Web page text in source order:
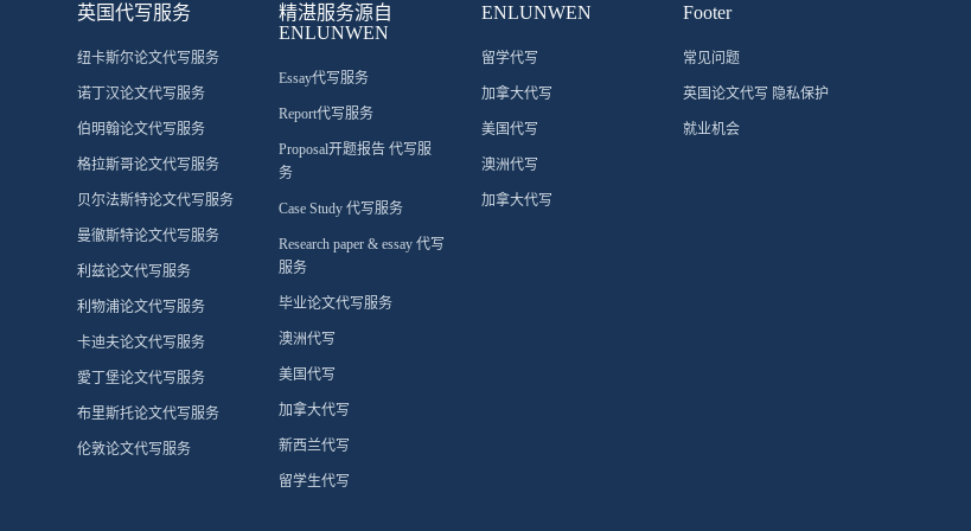
英国代写服务
纽卡斯尔论文代写服务
诺丁汉论文代写服务
伯明翰论文代写服务
格拉斯哥论文代写服务
贝尔法斯特论文代写服务
曼徹斯特论文代写服务
利兹论文代写服务
利物浦论文代写服务
卡迪夫论文代写服务
愛丁堡论文代写服务
布里斯托论文代写服务
伦敦论文代写服务
精湛服务源自
ENLUNWEN
Essay代写服务
Report代写服务
Proposal开题报告 代写服
务
Case Study 代写服务
Research paper & essay 代写
服务
毕业论文代写服务
澳洲代写
美国代写
加拿大代写
新西兰代写
留学生代写
ENLUNWEN
留学代写
加拿大代写
美国代写
澳洲代写
加拿大代写
Footer
常见问题
英国论文代写 隐私保护
就业机会